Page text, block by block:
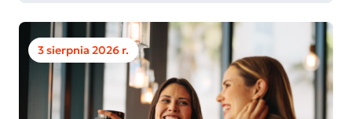
3 sierpnia 2026 r.